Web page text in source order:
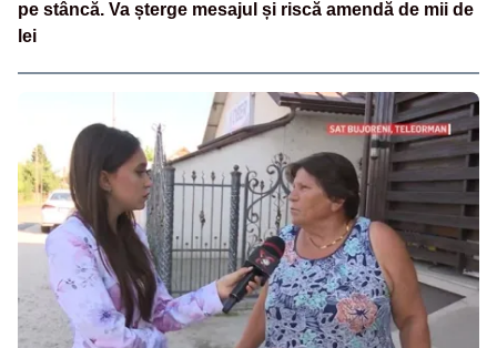
pe stâncă. Va șterge mesajul și riscă amendă de mii de
lei